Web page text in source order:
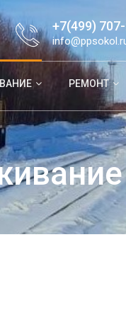
+7(499)
РЕМОНТ